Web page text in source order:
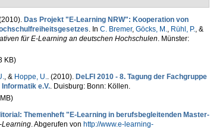
Das Projekt "E-Learning NRW": Kooperation von
. In C. Bremer, Göcks, M., Rühl, P., &
für E-Learning an deutschen Hochschulen. Münster:
KB)
, & Hoppe, U.. (2010). DeLFI 2010 - 8. Tagung der Fachgruppe
e.V.. Duisburg: Bonn: Köllen.
Themenheft "E-Learning in berufsbegleitenden Master-
Learning. Abgerufen von http://www.e-learning-